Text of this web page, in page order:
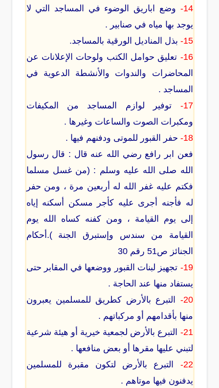
14-
وضع اباريق الوضوء في المساجد التي لا
يوجد بها مياه في صنابير .
15- بذل المناديل الورقية بالمساجد.
16-
تعليق حوامل الكتب ولوحات الإعلانات عن
المحاضرات والندوات والأنشطة الدعوية في
المساجد .
17-
توفير لوازم المساجد من المكيفات
ومكبرات الصوت والساعات وغيرها .
18- حفر القبور للموتى ودفنهم فيها .
فعن ابر رافع رضي الله عنه قال : قال رسول
الله صلى الله عليه وسلم : (من غسل مسلما
فكتم عليه غفر الله له أربعين مرة ، ومن حفر
له فأجنه أجرى عليه كأجر مسكن أسكنه إياه
إلى يوم القيامة ، ومن كفنه كساه الله يوم
القيامة من سندس وإستبرق الجنة ).أحكام
الجنائز ص51 رقم 30
19- تجهيز لبنات القبور ووضعها في المقابر حتى
يستفاد منها عند الحاجة .
20-
التبرع بالأرض كطريق للمسلمين يعبرون
منها بأقدامهم أو مركباتهم .
21-
التبرع بالأرض لجمعية خيرية أو هيئة شرعية
لتبني عليها مقرها أو بعض منافعها .
22-
التبرع بالأرض لتكون مقبرة للمسلمين
يدفنون فيها موتاهم .